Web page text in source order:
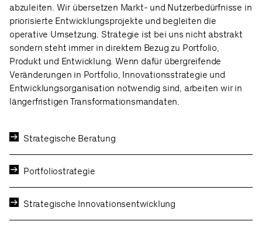
abzuleiten. Wir übersetzen Markt- und Nutzerbedürfnisse in
priorisierte Entwicklungsprojekte und begleiten die
operative Umsetzung. Strategie ist bei uns nicht abstrakt
sondern steht immer in direktem Bezug zu Portfolio,
Produkt und Entwicklung. Wenn dafür übergreifende
Veränderungen in Portfolio, Innovationsstrategie und
Entwicklungsorganisation notwendig sind, arbeiten wir in
längerfristigen Transformationsmandaten.
Strategische Beratung
Portfoliostrategie
Strategische Innovationsentwicklung